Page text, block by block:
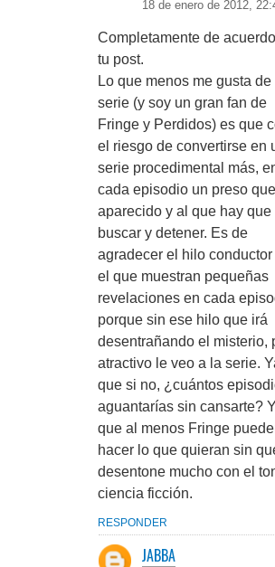
18 de enero de 2012,
Completamente de
tu post.
Lo que menos me gusta de
serie (y soy un gran fan de
Fringe y Perdidos) es que
el riesgo de convertirse en
serie procedimental más,
cada episodio un preso
aparecido y al que hay que
buscar y detener. Es de
agradecer el hilo conductor
el que muestran pequeñas
revelaciones en cada
porque sin ese hilo que irá
desentrañando el misterio,
atractivo le veo a la serie.
que si no, ¿cuántos
aguantarías sin cansarte?
que al menos Fringe
hacer lo que quieran sin
desentone mucho con el
ciencia ficción.
RESPONDER
JABBA